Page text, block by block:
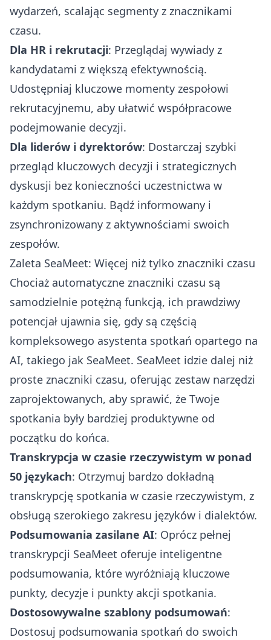
wydarzeń, scalając segmenty z znacznikami
czasu.
Dla HR i rekrutacji: Przeglądaj wywiady z
kandydatami z większą efektywnością.
Udostępniaj kluczowe momenty zespołowi
rekrutacyjnemu, aby ułatwić współpracowe
podejmowanie decyzji.
Dla liderów i dyrektorów: Dostarczaj szybki
przegląd kluczowych decyzji i strategicznych
dyskusji bez konieczności uczestnictwa w
każdym spotkaniu. Bądź informowany i
zsynchronizowany z aktywnościami swoich
zespołów.
Zaleta SeaMeet: Więcej niż tylko znaczniki czasu
Chociaż automatyczne znaczniki czasu są
samodzielnie potężną funkcją, ich prawdziwy
potencjał ujawnia się, gdy są częścią
kompleksowego asystenta spotkań opartego na
AI, takiego jak SeaMeet. SeaMeet idzie dalej niż
proste znaczniki czasu, oferując zestaw narzędzi
zaprojektowanych, aby sprawić, że Twoje
spotkania były bardziej produktywne od
początku do końca.
Transkrypcja w czasie rzeczywistym w ponad
50 językach: Otrzymuj bardzo dokładną
transkrypcję spotkania w czasie rzeczywistym, z
obsługą szerokiego zakresu języków i dialektów.
Podsumowania zasilane AI: Oprócz pełnej
transkrypcji SeaMeet oferuje inteligentne
podsumowania, które wyróżniają kluczowe
punkty, decyzje i punkty akcji spotkania.
Dostosowywalne szablony podsumowań:
Dostosuj podsumowania spotkań do swoich